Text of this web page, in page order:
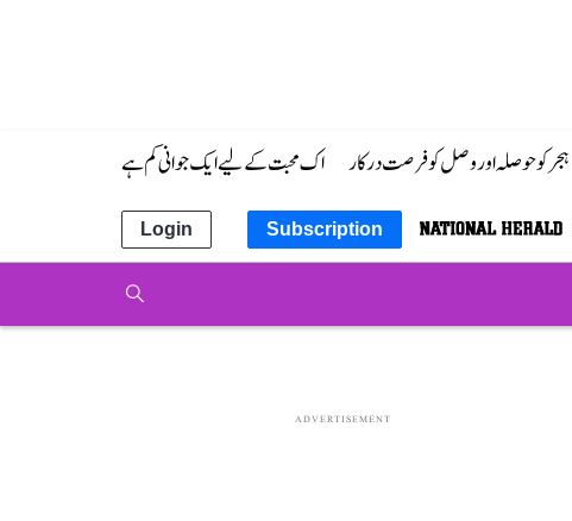
ہجر کو حوصلہ اور وصل کو فرصت درکار اک محبت کے لیے ایک جوانی کم ہے
Subscription
Login
ADVERTISEMENT